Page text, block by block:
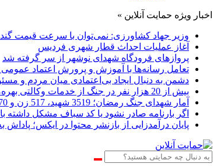
اخبار ویژه حمایت آنلاین »
وزیر جهاد کشاورزی: نمی‌توان با سرعت قیمت
آغاز عملیات احداث قطار شهری فردیس
پروازهای فرودگاه شهدای نوشهر از سر گرفته شد
تعامل رسانه‌ها با آموزش و پرورش اعتماد
دشمن به دنبال ایجاد بی‌اعتمادی میان مردم و
بیش از 20 هزار نفر در جنگ از خدمات وکالتی بهره‌مند شدند
آمار شهدای جنگ رمضان؛ 3519 شهید، 517 زن و 270 دانش‌آموز
اگر بارنامه صادر نشود یا کد سباف مشکل
پایان درآمدزایی از بازنشر محتوا در ایکس؛ پاداش